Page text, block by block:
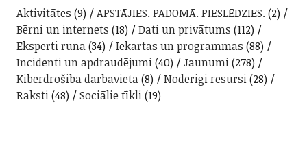
Aktivitātes (9) APSTĀJIES. PADOMĀ. PIESLĒDZIES. (2)
Bērni un internets (18) Dati un privātums (112)
Eksperti runā(34) Iekārtas un programmas (88)
Incidenti un apdraudējumi(40) Jaunumi(278)
Kiberdrošība darbavietā(8) Noderīgi resursi(28)
Raksti(48) Sociālie tīkli(19)